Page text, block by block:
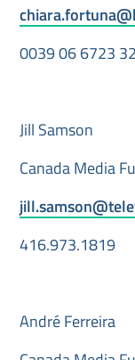
0039 06 6723
Jill Samson
Canada Media
416.973.1819
André Ferreira